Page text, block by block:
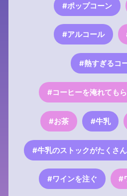
#ポップコーン
#アルコール
#熱すぎるコ
#コーヒーを淹れても
#お茶 #牛乳
#牛乳のストックがたくさ
#ワインを注ぐ #